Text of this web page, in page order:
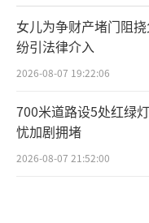
女儿为争财产堵门阻
纷引法律介入
2026-08-07 19:22:06
700米道路设5处红绿
忧加剧拥堵
2026-08-07 21:52:00